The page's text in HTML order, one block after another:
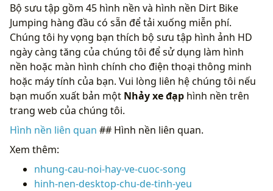
Bộ sưu tập gồm 45 hình nền và hình nền Dirt Bike
Jumping hàng đầu có sẵn để tải xuống miễn phí.
Chúng tôi hy vọng bạn thích bộ sưu tập hình ảnh HD
ngày càng tăng của chúng tôi để sử dụng làm hình
nền hoặc màn hình chính cho điện thoại thông minh
hoặc máy tính của bạn. Vui lòng liên hệ chúng tôi nếu
bạn muốn xuất bản một Nhảy xe đạp hình nền trên
trang web của chúng tôi.
Hình nền liên quan ## Hình nền liên quan.
Xem thêm:
nhung-cau-noi-hay-ve-cuoc-song
hinh-nen-desktop-chu-de-tinh-yeu